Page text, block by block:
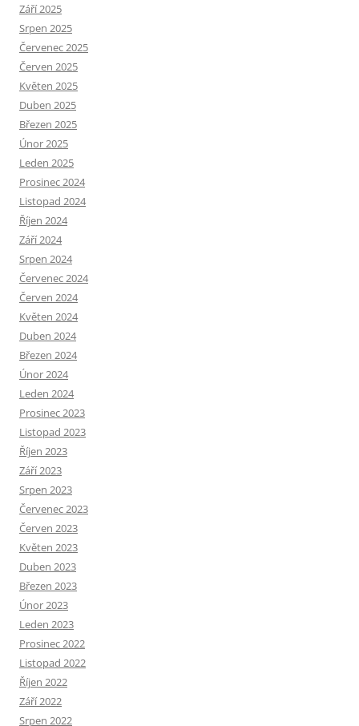
Září 2025
Srpen 2025
Červenec 2025
Červen 2025
Květen 2025
Duben 2025
Březen 2025
Únor 2025
Leden 2025
Prosinec 2024
Listopad 2024
Říjen 2024
Září 2024
Srpen 2024
Červenec 2024
Červen 2024
Květen 2024
Duben 2024
Březen 2024
Únor 2024
Leden 2024
Prosinec 2023
Listopad 2023
Říjen 2023
Září 2023
Srpen 2023
Červenec 2023
Červen 2023
Květen 2023
Duben 2023
Březen 2023
Únor 2023
Leden 2023
Prosinec 2022
Listopad 2022
Říjen 2022
Září 2022
Srpen 2022